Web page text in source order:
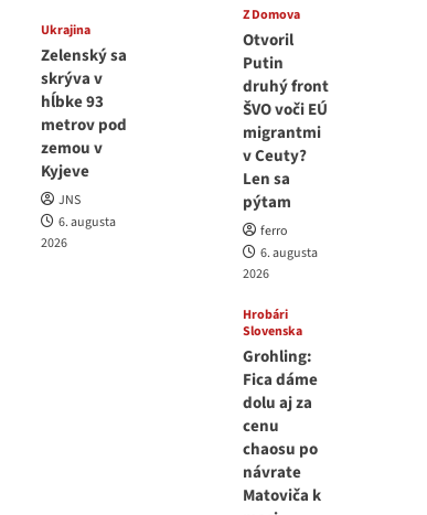
Ukrajina
Zelenský sa
skrýva v
hĺbke 93
metrov pod
zemou v
Kyjeve
JNS
6. augusta
2026
Z Domova
Otvoril
Putin
druhý front
ŠVO voči EÚ
migrantmi
v Ceuty?
Len sa
pýtam
ferro
6. augusta
2026
Hrobári
Slovenska
Grohling:
Fica dáme
dolu aj za
cenu
chaosu po
návrate
Matoviča k